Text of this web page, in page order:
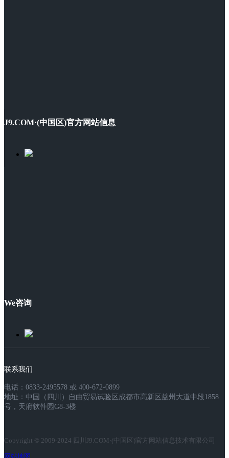
J9.COM·(中国区)官方网站信息
We咨询
联系我们
电话：0833-2495578 或 400-672-0899
地址：中国（四川）自由贸易试验区成都市高新区益州大道中段1858
号，天府软件园G8-3楼
Copyright © 2009-2024 四川J9.COM·(中国区)官方网站信息技术有限公司
网站地图